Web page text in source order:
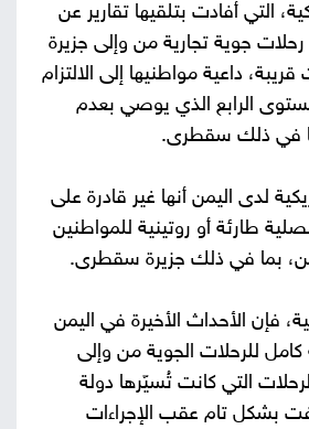
التي أفادت بتلقيها تقارير عن
رحلات جوية تجارية من وإلى جزيرة
داعية مواطنيها إلى الالتزام
الرابع الذي يوصي بعدم
في ذلك سقطرى.
لدى اليمن أنها غير قادرة على
طارئة أو روتينية للمواطنين
بما في ذلك جزيرة سقطرى.
فإن الأحداث الأخيرة في اليمن
للرحلات الجوية من وإلى
التي كانت تُسيّرها دولة
بشكل تام عقب الإجراءات